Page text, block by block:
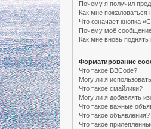
Почему я получил
Как мне
Что означает кнопка
Почему моё
Как мне вновь
Форматирование
Что такое BBCode?
Могу ли я
Что такое смайлики?
Могу ли я добавлять
Что такое важные
Что такое объявления?
Что такое